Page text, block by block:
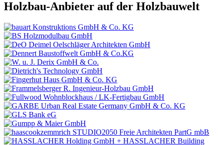
Holzbau-Anbieter auf der Holzbauwelt